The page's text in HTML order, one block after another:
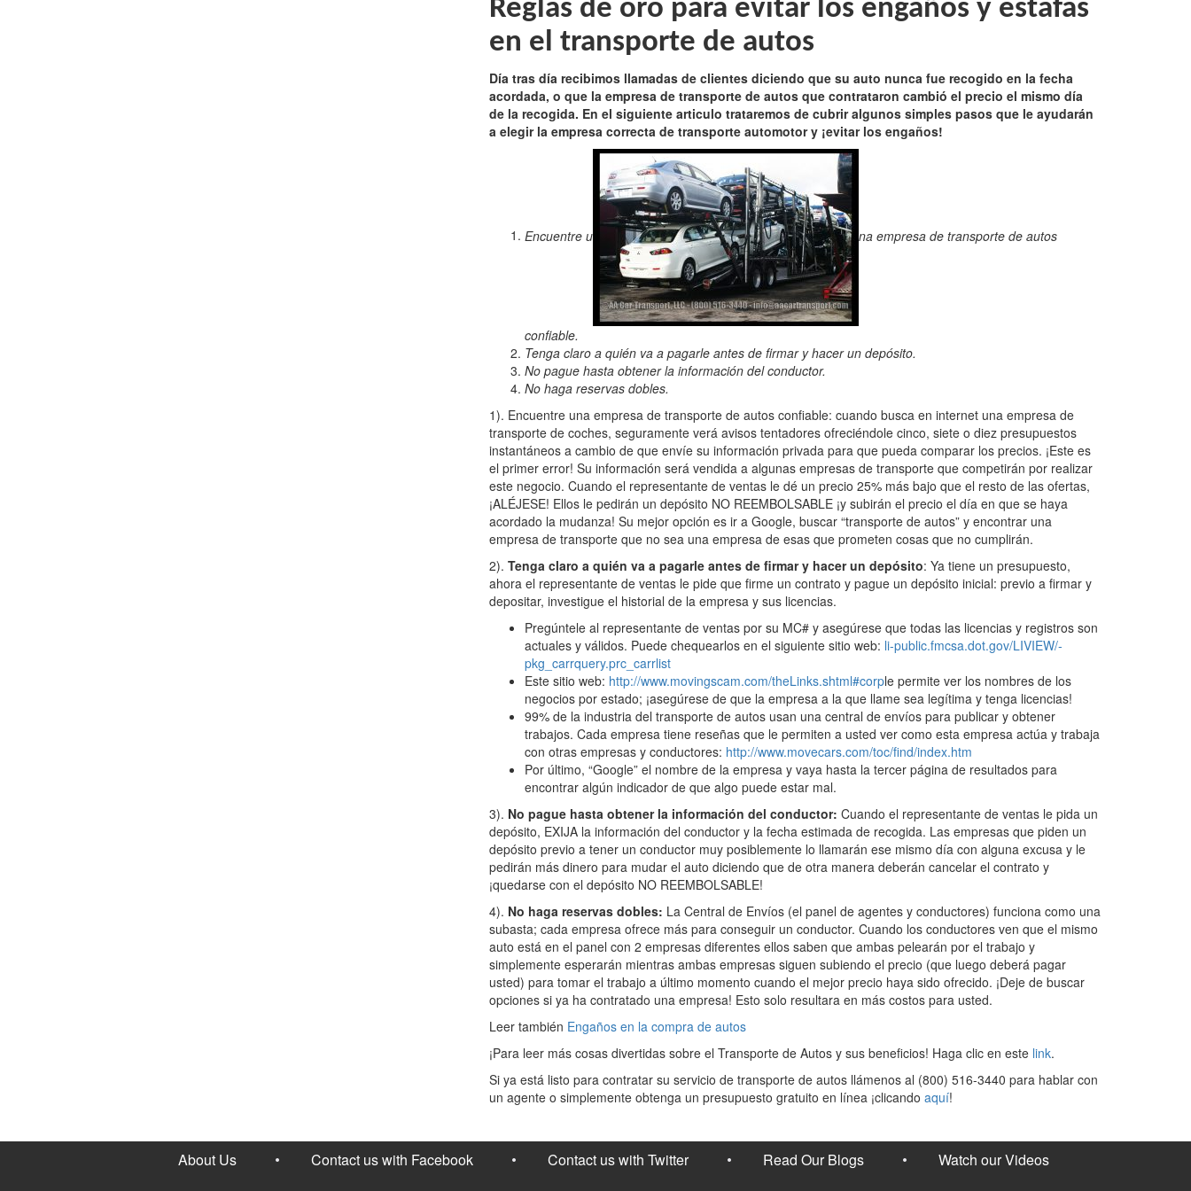
Reglas de oro para evitar los engaños y estafas
en el transporte de autos
Día tras día recibimos llamadas de clientes diciendo que su auto nunca fue recogido en la fecha
acordada, o que la empresa de transporte de autos que contrataron cambió el precio el mismo día
de la recogida. En el siguiente articulo trataremos de cubrir algunos simples pasos que le ayudarán
a elegir la empresa correcta de transporte automotor y ¡evitar los engaños!
Encuentre u na empresa de transporte de autos
confiable.
Tenga claro a quién va a pagarle antes de firmar y hacer un depósito.
No pague hasta obtener la información del conductor.
No haga reservas dobles.
1). Encuentre una empresa de transporte de autos confiable: cuando busca en internet una empresa de
transporte de coches, seguramente verá avisos tentadores ofreciéndole cinco, siete o diez presupuestos
instantáneos a cambio de que envíe su información privada para que pueda comparar los precios. ¡Este es
el primer error! Su información será vendida a algunas empresas de transporte que competirán por realizar
este negocio. Cuando el representante de ventas le dé un precio 25% más bajo que el resto de las ofertas,
¡ALÉJESE! Ellos le pedirán un depósito NO REEMBOLSABLE ¡y subirán el precio el día en que se haya
acordado la mudanza! Su mejor opción es ir a Google, buscar “transporte de autos” y encontrar una
empresa de transporte que no sea una empresa de esas que prometen cosas que no cumplirán.
2). Tenga claro a quién va a pagarle antes de firmar y hacer un depósito: Ya tiene un presupuesto,
ahora el representante de ventas le pide que firme un contrato y pague un depósito inicial: previo a firmar y
depositar, investigue el historial de la empresa y sus licencias.
Pregúntele al representante de ventas por su MC# y asegúrese que todas las licencias y registros son
actuales y válidos. Puede chequearlos en el siguiente sitio web: li-­public.­fmcsa.­dot.­gov/­LIVIEW/­
pkg_carrquery.­prc_carrlist
Este sitio web: http://www.movingscam.com/theLinks.shtml#corple permite ver los nombres de los
negocios por estado; ¡asegúrese de que la empresa a la que llame sea legítima y tenga licencias!
99% de la industria del transporte de autos usan una central de envíos para publicar y obtener
trabajos. Cada empresa tiene reseñas que le permiten a usted ver como esta empresa actúa y trabaja
con otras empresas y conductores: http://www.movecars.com/toc/find/index.htm
Por último, “Google” el nombre de la empresa y vaya hasta la tercer página de resultados para
encontrar algún indicador de que algo puede estar mal.
3). No pague hasta obtener la información del conductor: Cuando el representante de ventas le pida un
depósito, EXIJA la información del conductor y la fecha estimada de recogida. Las empresas que piden un
depósito previo a tener un conductor muy posiblemente lo llamarán ese mismo día con alguna excusa y le
pedirán más dinero para mudar el auto diciendo que de otra manera deberán cancelar el contrato y
¡quedarse con el depósito NO REEMBOLSABLE!
4). No haga reservas dobles: La Central de Envíos (el panel de agentes y conductores) funciona como una
subasta; cada empresa ofrece más para conseguir un conductor. Cuando los conductores ven que el mismo
auto está en el panel con 2 empresas diferentes ellos saben que ambas pelearán por el trabajo y
simplemente esperarán mientras ambas empresas siguen subiendo el precio (que luego deberá pagar
usted) para tomar el trabajo a último momento cuando el mejor precio haya sido ofrecido. ¡Deje de buscar
opciones si ya ha contratado una empresa! Esto solo resultara en más costos para usted.
Leer también Engaños en la compra de autos
¡Para leer más cosas divertidas sobre el Transporte de Autos y sus beneficios! Haga clic en este link.
Si ya está listo para contratar su servicio de transporte de autos llámenos al (800) 516-3440 para hablar con
un agente o simplemente obtenga un presupuesto gratuito en línea ¡clicando aquí!
About Us Contact us with Facebook Contact us with Twitter Read Our Blogs
Watch our Videos